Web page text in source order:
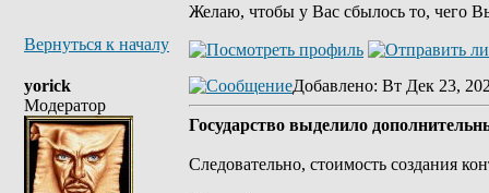
Желаю, чтобы у Вас сбылось то, чего
Вернуться к началу
yorick
Модератор
Добавлено: Вт Дек 23,
Государство выделило
Следовательно, стоимость создания